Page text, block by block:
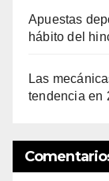
Apuestas
hábito del
Las
tendencia en